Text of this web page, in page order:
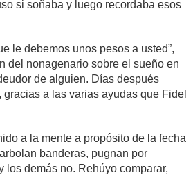
si soñaba y luego recordaba esos
le debemos unos pesos a usted”,
del nonagenario sobre el sueño en
de alguien. Días después
a las varias ayudas que Fidel
a la mente a propósito de la fecha
banderas, pugnan por
los demás no. Rehúyo comparar,